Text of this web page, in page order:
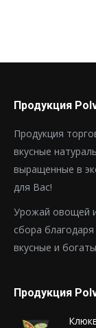
Продукция
Продукция
вкусные
выращенные в
для Вас!
Урожай овощей
сбора
вкусные и
Продукция